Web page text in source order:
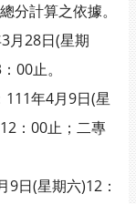
計算之依據。
月28日(星期
00止。
年4月9日(星
：00止；二專
(星期六)12：